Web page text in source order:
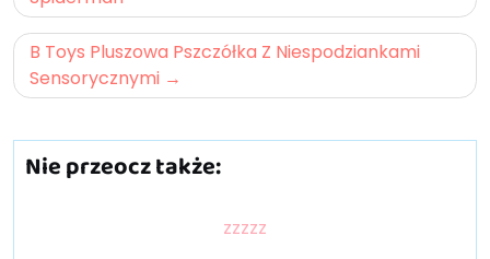
B Toys Pluszowa Pszczółka Z Niespodziankami
Sensorycznymi
Nie przeocz także:
zzzzz